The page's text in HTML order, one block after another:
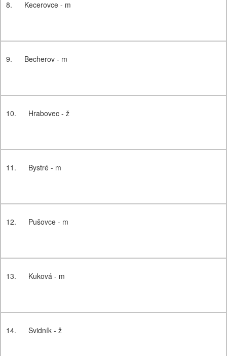
8. Kecerovce - m
9. Becherov - m
10. Hrabovec - ž
11. Bystré - m
12. Pušovce - m
13. Kuková - m
14. Svidník - ž